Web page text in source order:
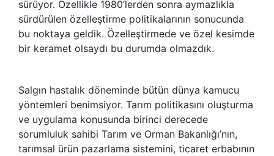
sürüyor. Özellikle 1980’lerden sonra aymazlıkla
sürdürülen özelleştirme politikalarının sonucunda
bu noktaya geldik. Özelleştirmede ve özel kesimde
bir keramet olsaydı bu durumda olmazdık.
Salgın hastalık döneminde bütün dünya kamucu
yöntemleri benimsiyor. Tarım politikasını oluşturma
ve uygulama konusunda birinci derecede
sorumluluk sahibi Tarım ve Orman Bakanlığı’nın,
tarımsal ürün pazarlama sistemini, ticaret erbabının